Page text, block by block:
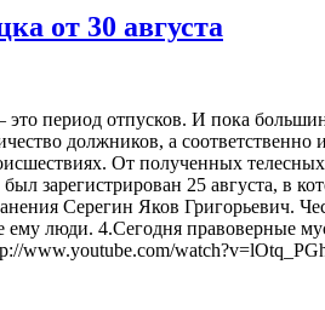
от 30 августа
это период отпусков. И пока
должников, а
От полученных
зарегистрирован 25 августа, в
Серегин Яков Григорьевич.
ему люди. 4.Сегодня правоверные
www.youtube.com/